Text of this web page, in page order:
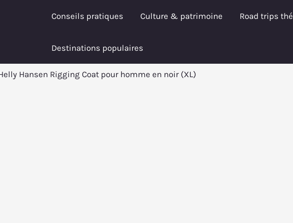
Conseils pratiques Culture & patrimoine Road trips
Destinations populaires
Hansen Rigging Coat pour homme en noir (XL)